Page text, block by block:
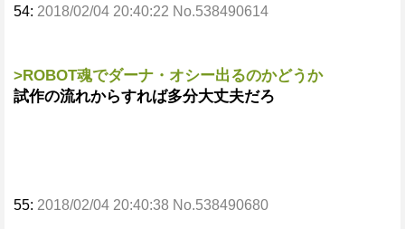
54: 2018/02/04 20:40:22 No.538490614
>ROBOT魂でダーナ・オシー出るのかどうか
試作の流れからすれば多分大丈夫だろ
55: 2018/02/04 20:40:38 No.538490680